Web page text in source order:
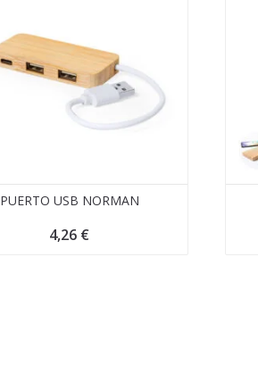
PUERTO USB NORMAN
4,26 €